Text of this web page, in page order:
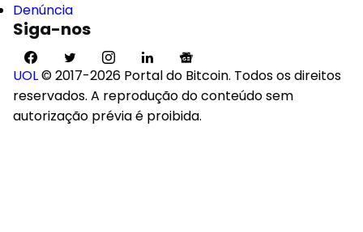
Denúncia
Siga-nos
UOL© 2017-2026 Portal do Bitcoin. Todos os direitos
reservados. A reprodução do conteúdo sem
autorização prévia é proibida.